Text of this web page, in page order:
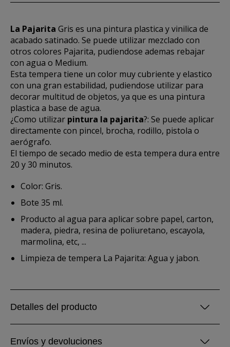
La Pajarita Gris es una pintura plastica y vinilica de
acabado satinado. Se puede utilizar mezclado con
otros colores Pajarita, pudiendose ademas rebajar
con agua o Medium.
Esta tempera tiene un color muy cubriente y elastico
con una gran estabilidad, pudiendose utilizar para
decorar multitud de objetos, ya que es una pintura
plastica a base de agua.
¿Como utilizar pintura la pajarita?: Se puede aplicar
directamente con pincel, brocha, rodillo, pistola o
aerógrafo.
El tiempo de secado medio de esta tempera dura entre
20 y 30 minutos.
Color: Gris.
Bote 35 ml.
Producto al agua para aplicar sobre papel, carton,
madera, piedra, resina de poliuretano, escayola,
marmolina, etc, ...
Limpieza de tempera La Pajarita: Agua y jabon.
Detalles del producto
Envíos y devoluciones